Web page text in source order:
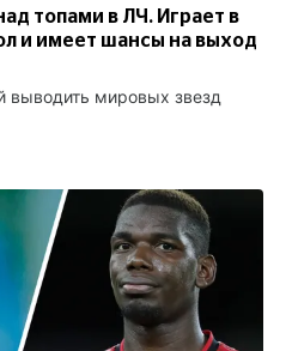
топами в ЛЧ. Играет в
и имеет шансы на выход
выводить мировых звезд